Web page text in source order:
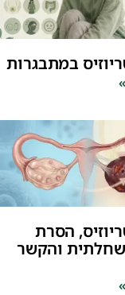
במתבגרות
הסרת
והקשר